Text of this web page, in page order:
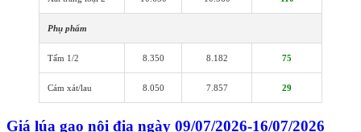
Phụ phẩm
Tấm 1/2 8.350 8.182 75
Cám xát/lau 8.050 7.857 29
Giá lúa gạo nội địa ngày 09/07/2026-16/07/2026